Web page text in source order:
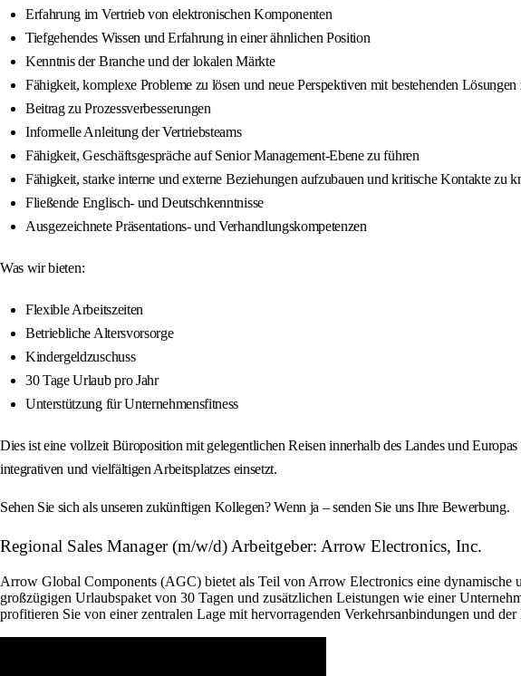
Erfahrung im Vertrieb von elektronischen Komponenten
Tiefgehendes Wissen und Erfahrung in einer ähnlichen Position
Kenntnis der Branche und der lokalen Märkte
Fähigkeit, komplexe Probleme zu lösen und neue Perspektiven mit bestehenden Lösungen
Beitrag zu Prozessverbesserungen
Informelle Anleitung der Vertriebsteams
Fähigkeit, Geschäftsgespräche auf Senior Management-Ebene zu führen
Fähigkeit, starke interne und externe Beziehungen aufzubauen und kritische Kontakte zu
Fließende Englisch- und Deutschkenntnisse
Ausgezeichnete Präsentations- und Verhandlungskompetenzen
Was wir bieten:
Flexible Arbeitszeiten
Betriebliche Altersvorsorge
Kindergeldzuschuss
30 Tage Urlaub pro Jahr
Unterstützung für Unternehmensfitness
Dies ist eine vollzeit Büroposition mit gelegentlichen Reisen innerhalb des Landes und
integrativen und vielfältigen Arbeitsplatzes einsetzt.
Sehen Sie sich als unseren zukünftigen Kollegen? Wenn ja – senden Sie uns Ihre Bewerbung.
Regional Sales Manager (m/w/d) Arbeitgeber: Arrow Electronics, Inc.
Arrow Global Components (AGC) bietet als Teil von Arrow Electronics eine dynamische
großzügigen Urlaubspaket von 30 Tagen und zusätzlichen Leistungen wie einer
profitieren Sie von einer zentralen Lage mit hervorragenden Verkehrsanbindungen und